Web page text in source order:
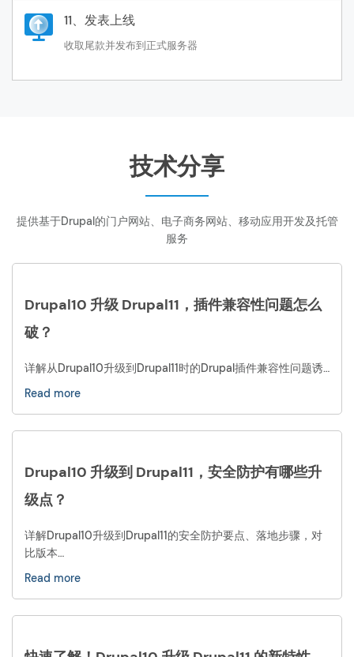
11、发表上线
收取尾款并发布到正式服务器
技术分享
提供基于Drupal的门户网站、电子商务网站、移动应用开发及托管
服务
Drupal10 升级 Drupal11，插件兼容性问题怎么
破？
详解从Drupal10升级到Drupal11时的Drupal插件兼容性问题诱…
Read more
Drupal10 升级到 Drupal11，安全防护有哪些升
级点？
详解Drupal10升级到Drupal11的安全防护要点、落地步骤，对
比版本…
Read more